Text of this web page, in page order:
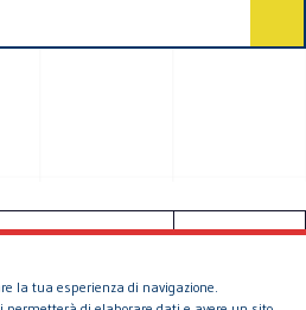
la tua esperienza di navigazione.